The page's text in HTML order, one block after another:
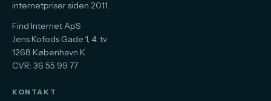
internetpriser siden 2011.
Find Internet ApS
Jens Kofods Gade 1, 4. tv
1268 København K
CVR: 36 55 99 77
KONTAKT